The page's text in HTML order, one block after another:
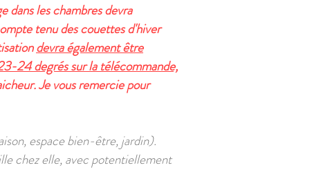
dans les chambres devra
tenu des couettes d'hiver
devra également être
24 degrés sur la télécommande,
Je vous remercie pour
espace bien-être, jardin).
chez elle, avec potentiellement